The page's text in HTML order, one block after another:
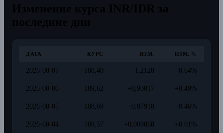
ДАТА КУРС ИЗМ. ИЗМ. %
2026-08-07 188,40 -1,2128 -0.64%
2026-08-06 189,62 +0,93017 +0.49%
2026-08-05 188,69 -0,87918 -0.46%
2026-08-04 189,57 +0,009868 +0.01%